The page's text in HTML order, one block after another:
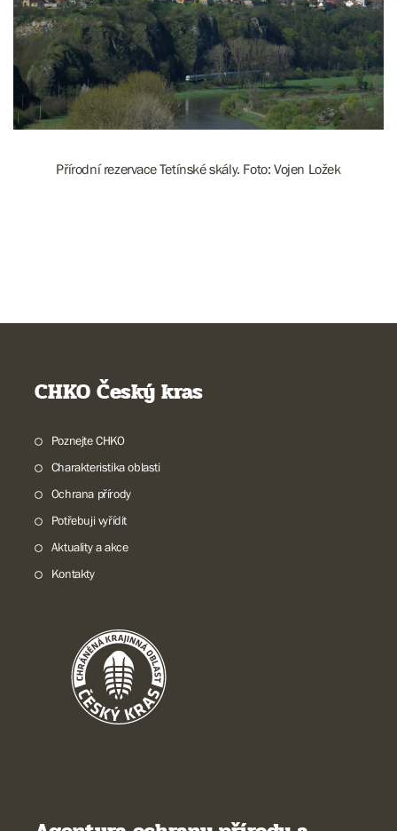
Přírodní rezervace Tetínské skály. Foto: Vojen Ložek
CHKO Český kras
Poznejte CHKO
Charakteristika oblasti
Ochrana přírody
Potřebuji vyřídit
Aktuality a akce
Kontakty